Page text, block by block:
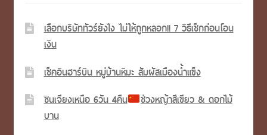
เลือกบริษัททัวร์ยังไง ไม่ให้ถูกหลอก!! 7 วิธีเช็กก่อนโอน
เงิน
เช็คอินฮาร์บิน หมู่บ้านหิมะ สัมผัสเมืองน้ำแข็ง
ซินเจียงเหนือ 6วัน 4คืน
ช่วงหญ้าสีเขียว & ดอกไม้
บาน